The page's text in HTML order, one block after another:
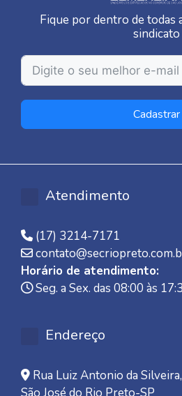
Fique por dentro de todas
sindicato
Cadastrar
Atendimento
(17) 3214-7171
Horário de atendimento:
Seg. a Sex. das 08:00 às
Endereço
Rua Luiz Antonio da